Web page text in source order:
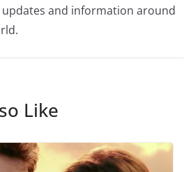
and information around
Like